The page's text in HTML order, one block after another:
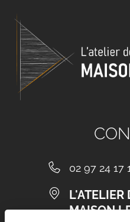
02 97 24 17
L'ATELIER
MAISON